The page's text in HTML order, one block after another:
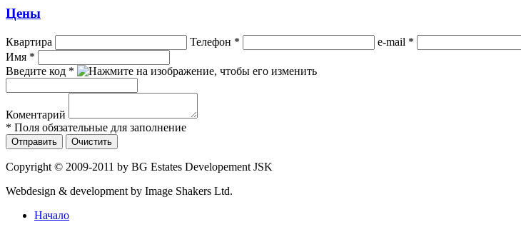
Цены
Квартира Телефон * е-mail *
Имя *
Введите код *
Коментарий
* Поля обязательные для заполнение
Copyright © 2009-2011 by BG Estates Developement JSK
Webdesign & development by Image Shakers Ltd.
Начало